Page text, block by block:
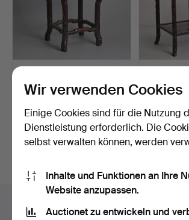
CHINESISCHER
BEISTELLTISCH AUS…
Beendet 17. Jul 2025
5 Gebote
81 USD
GESCHNI…
Beendet 8.
6 Gebote
297 USD
Wir verwenden Cookies
Einige Cookies sind für die Nutzung
Dienstleistung erforderlich. Die
selbst verwalten können, werden
Inhalte und Funktionen an Ihre
Website anzupassen.
Auctionet zu entwickeln und